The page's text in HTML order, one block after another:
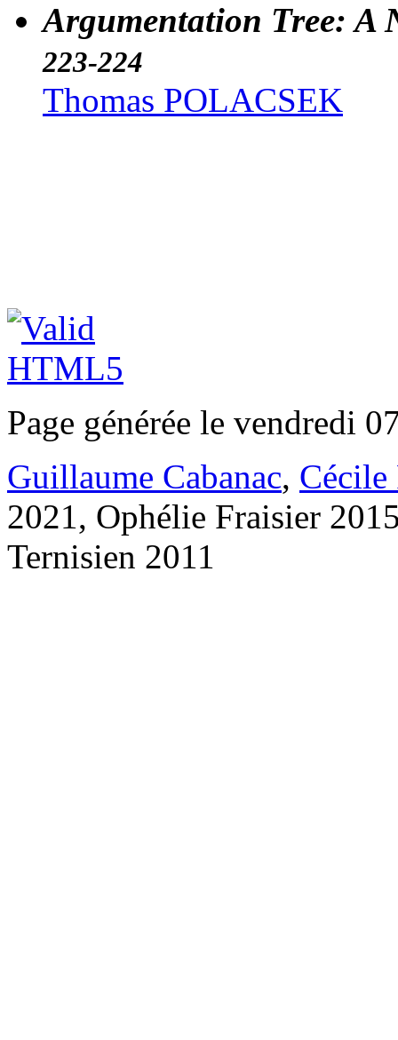
Argumentation Tree: A
223-224
Thomas POLACSEK
Page générée le vendredi
Guillaume Cabanac, Cécile
2021, Ophélie Fraisier
Ternisien 2011